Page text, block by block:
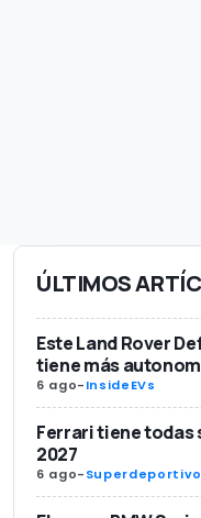
ÚLTIMOS
Este Land Rover
tiene más
6 ago-InsideEVs
Ferrari tiene todas
2027
6 ago-